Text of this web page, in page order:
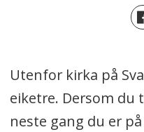
Utenfor kirka på
eiketre. Dersom
neste gang du er